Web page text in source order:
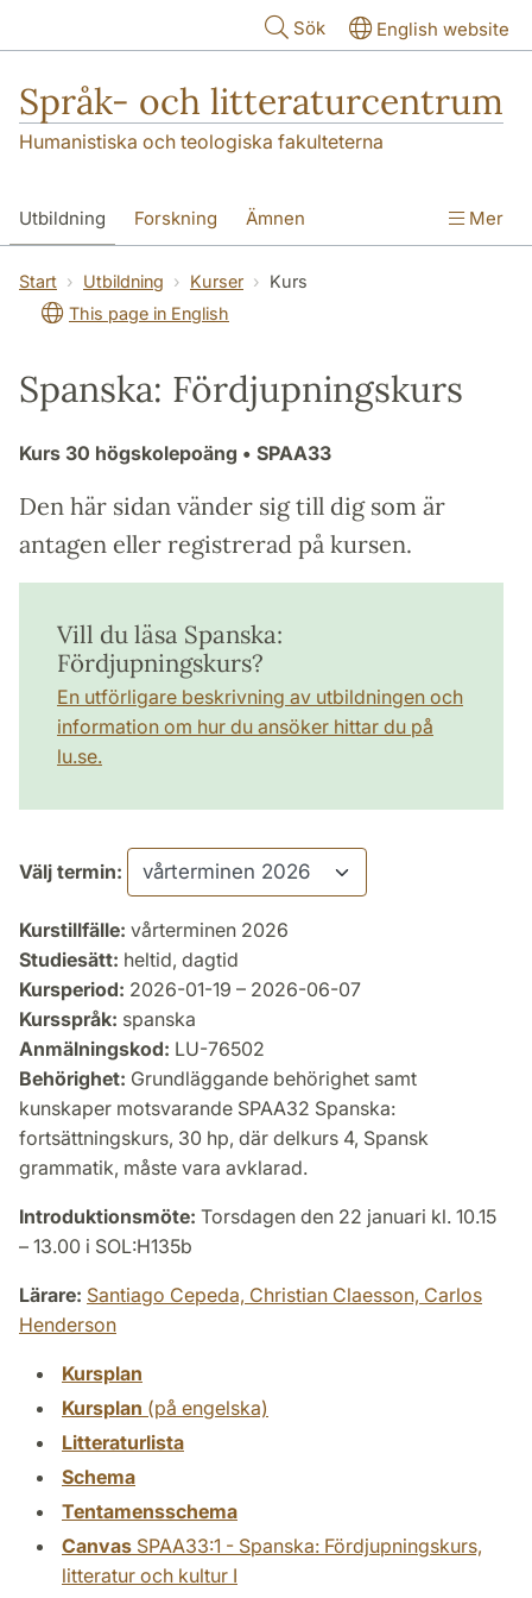
Sök English website
Språk- och litteraturcentrum
Humanistiska och teologiska fakulteterna
Utbildning Forskning Ämnen
SOL-husen Kontakt Institutionen
översättning till svenska
Mer
Start Utbildning Kurser
Kurs
This page in English
Spanska: Fördjupningskurs
Kurs 30 högskolepoäng • SPAA33
Den här sidan vänder sig till dig som är
antagen eller registrerad på kursen.
Vill du läsa Spanska:
Fördjupningskurs?
En utförligare beskrivning av utbildningen och
information om hur du ansöker hittar du på
lu.se.
Välj termin:
Kurstillfälle: vårterminen 2026
Studiesätt: heltid, dagtid
Kursperiod: 2026-01-19 – 2026-06-07
Kursspråk: spanska
Anmälningskod: LU-76502
Behörighet: Grundläggande behörighet samt
kunskaper motsvarande SPAA32 Spanska:
fortsättningskurs, 30 hp, där delkurs 4, Spansk
grammatik, måste vara avklarad.
Introduktionsmöte: Torsdagen den 22 januari kl. 10.15
– 13.00 i SOL:H135b
Lärare: Santiago Cepeda, Christian Claesson, Carlos
Henderson
Kursplan
Kursplan (på engelska)
Litteraturlista
Schema
Tentamensschema
Canvas SPAA33:1 - Spanska: Fördjupningskurs,
litteratur och kultur I